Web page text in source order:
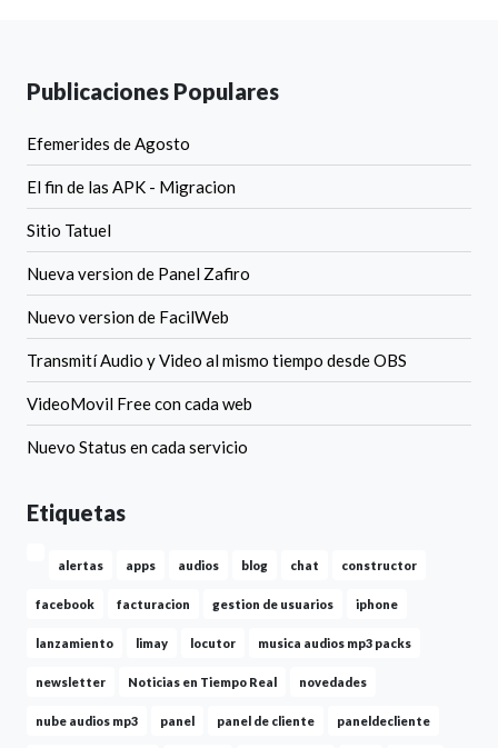
Publicaciones Populares
Efemerides de Agosto
El fin de las APK - Migracion
Sitio Tatuel
Nueva version de Panel Zafiro
Nuevo version de FacilWeb
Transmití Audio y Video al mismo tiempo desde OBS
VideoMovil Free con cada web
Nuevo Status en cada servicio
Etiquetas
alertas apps audios blog chat constructor
facebook facturacion gestion de usuarios iphone
lanzamiento limay locutor musica audios mp3 packs
newsletter Noticias en Tiempo Real novedades
nube audios mp3 panel panel de cliente paneldecliente